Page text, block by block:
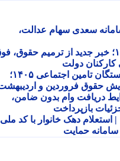
سعدی سهام عدالت،
مجدد حقوق کارمندان ۱۴۰۵؛ خبر جدید از ترمیم حقوق، فوق
دولت
زمان نهایی پرداخت معوقات بازنشستگان تامین اجتماعی ۱۴۰۵؛
حقوق فروردین و اردیبهشت
وام بدون ضامن،
بازپرداخت
دهک بندی یارانه ۱۴۰۵ | استعلام دهک خانوار با کد ملی،
حمایت